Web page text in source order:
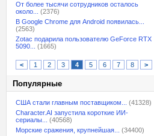
От более тысячи сотрудников осталось
около...
(2376)
В Google Chrome для Android появилась...
(2563)
Zotac подарила пользователю GeForce RTX
5090...
(1665)
< 1 2 3 4 5 6 7 8 >
Популярные
США стали главным поставщиком...
(41328)
Character.AI запустила короткие ИИ-
сериалы...
(40568)
Морские сражения, крупнейшая...
(34400)